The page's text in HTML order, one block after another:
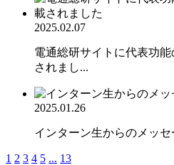
2025.02.07
電通総研サイトに代表功
されまし...
2025.01.26
インターン生からのメッセ
1 2 3 4 5 ... 13